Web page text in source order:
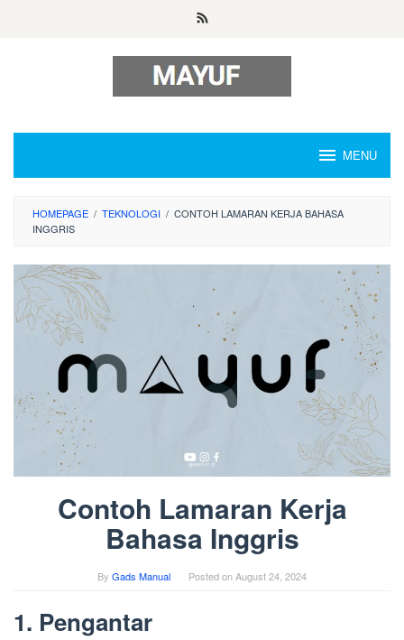
MENU
HOMEPAGE / TEKNOLOGI / CONTOH LAMARAN KERJA BAHASA
INGGRIS
Contoh Lamaran Kerja
Bahasa Inggris
By Gads Manual Posted onAugust 24, 2024
1. Pengantar